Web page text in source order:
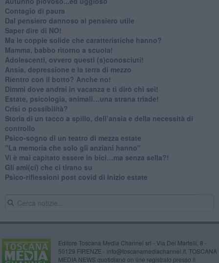
​Contagio di paura
​Dal pensiero dannoso al pensiero utile
​Saper dire di NO!
​Ma le coppie solide che caratteristiche hanno?
​Mamma, babbo ritorno a scuola!
Adolescenti, ovvero questi (s)conosciuti!
Ansia, depressione e la terra di mezzo
​Rientro con il botto? Anche no!
Dimmi dove andrai in vacanza e ti dirò chi sei!
​Estate, psicologia, animali…una strana triade!
​Crisi o possibilità?
​Storia di un tacco a spillo, dell’ansia e della necessità di
controllo
​Psico-sogno di un teatro di mezza estate
"La memoria che solo gli anziani hanno"
​Vi è mai capitato essere in bici…ma senza sella?!
​Gli ami(ci) che ci tirano su
Psico-riflessioni post covid di inizio estate
Editore Toscana Media Channel srl - Via Dei Martelli, 8 -
50129 FIRENZE - info@toscanamediachannel.it. TOSCANA
MEDIA NEWS quotidiano on line registrato presso il